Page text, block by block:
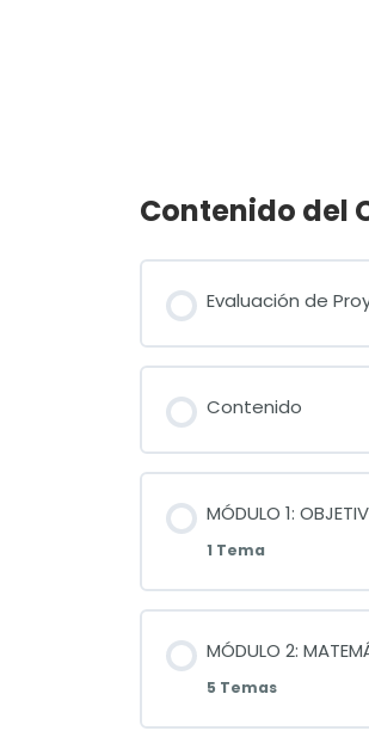
Contenido del
Evaluación de
Contenido
MÓDULO 1:
1 Tema
MÓDULO 2:
5 Temas